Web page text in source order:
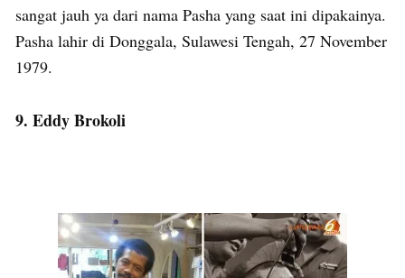
sangat jauh ya dari nama Pasha yang saat ini dipakainya.
Pasha lahir di Donggala, Sulawesi Tengah, 27 November
1979.
9. Eddy Brokoli